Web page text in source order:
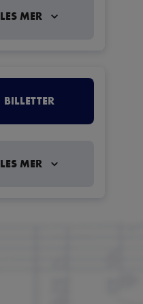
LES MER
BILLETTER
LES MER